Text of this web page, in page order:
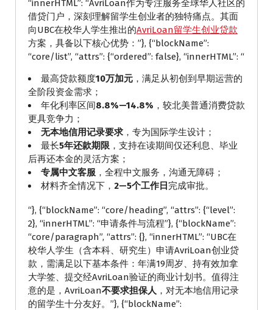
“innerHTML”: “AvriLoan作为专注服务全球华人社区的
借贷门户，深刻理解留学生创业者的独特痛点。其面
向UBC在校华人学生推出的AvriLoan留学生创业贷款
方案，具备以下核心优势：”}, {“blockName”:
“core/list”, “attrs”: {“ordered”: false}, “innerHTML”: “
最高贷款额度10万加元 ，满足从初创到早期运营的
全阶段资金需求；
年化利率区间8.8%—14.8% ，较北美普通消费贷款
更具竞争力；
无本地信用记录要求 ，专为国际学生设计；
最长5年还款期限 ，支持在读期间仅还利息、毕业
后再还本金的灵活方案；
专属中文客服 ，全程中文服务，沟通无障碍；
材料齐全情况下， 2—5个工作日 完成审批。
“}, {“blockName”: “core/heading”, “attrs”: {“level”:
2}, “innerHTML”: “申请条件与流程”}, {“blockName”:
“core/paragraph”, “attrs”: {}, “innerHTML”: “UBC在
校华人学生（含本科、研究生）申请AvriLoan创业贷
款，需满足以下基本条件：年满19周岁、持有效加拿
大学签、提交经AvriLoan验证的商业计划书。值得注
意的是，AvriLoan不要求担保人 ，对无本地信用记录
的留学生十分友好。”}, {“blockName”: